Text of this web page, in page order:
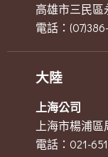
高雄市三民區
電話：
大陸
上海公司
上海市楊浦
電話：021-